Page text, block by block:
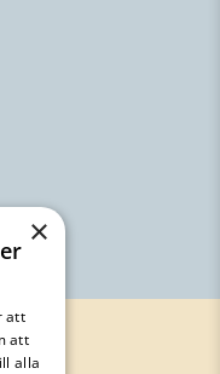
×
att
att
alla